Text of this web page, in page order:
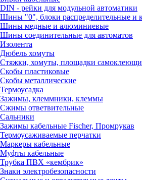
DIN - рейки для модульной автоматики
Шины "0", блоки распределительные и
Шины медные и алюминиевые
Шины соединительные для автоматов
Изолента
Дюбель хомуты
Стяжки, хомуты, площадки
Скобы пластиковые
Скобы металлические
Термоусадка
Зажимы, клеммники, клеммы
Сжимы ответвительные
Сальники
Зажимы кабельные Fischer, Промрукав
Термоусаживаемые перчатки
Маркеры кабельные
Муфты кабельные
Трубка ПВХ «кембрик»
Знаки электробезопасности